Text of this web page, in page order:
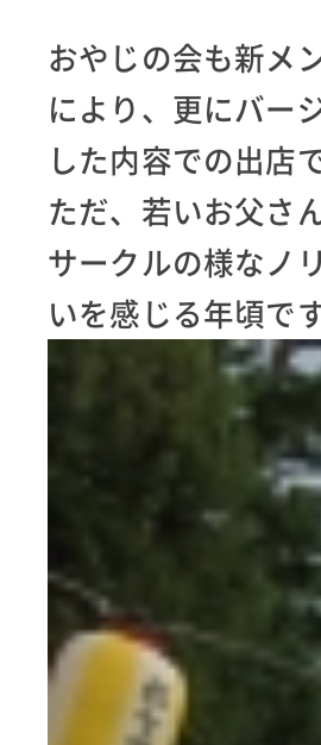
おやじの会も新メ
により、更にバー
した内容での出店
ただ、若いお父さ
サークルの様なノ
いを感じる年頃で